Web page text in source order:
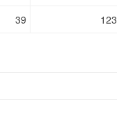
39 123